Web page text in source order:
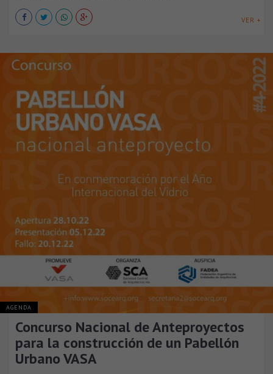
VER +
AGENDA
Concurso Nacional de Anteproyectos
para la construcción de un Pabellón
Urbano VASA